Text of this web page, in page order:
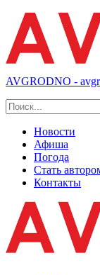
AVGRODNO -
Новости
Афиша
Погода
Стать
Контакты